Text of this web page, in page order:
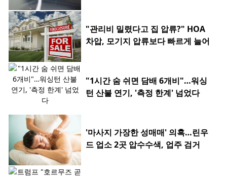
"관리비 밀렸다고 집 압류?" HOA
차압, 모기지 압류보다 빠르게 늘어
"1시간 숨 쉬면 담배 6개비"…워싱
턴 산불 연기, '측정 한계' 넘었다
'마사지 가장한 성매매' 의혹…린우
드 업소 2곳 압수수색, 업주 검거